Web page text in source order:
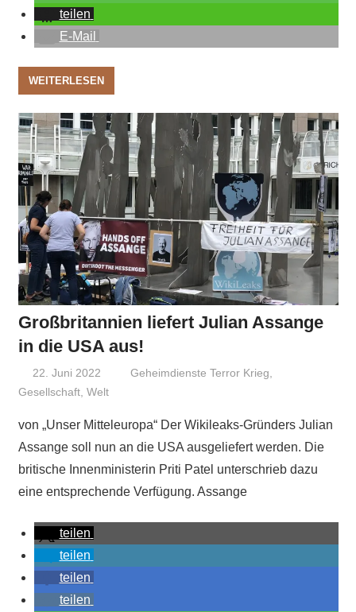
teilen
E-Mail
WEITERLESEN
Großbritannien liefert Julian Assange
in die USA aus!
22. Juni 2022 Niki Vogt
Geheimdienste Terror Krieg
Gesellschaft, Welt
von „Unser Mitteleuropa“ Der Wikileaks-Gründers Julian
Assange soll nun an die USA ausgeliefert werden. Die
britische Innenministerin Priti Patel unterschrieb dazu
eine entsprechende Verfügung. Assange
teilen
teilen
teilen
teilen